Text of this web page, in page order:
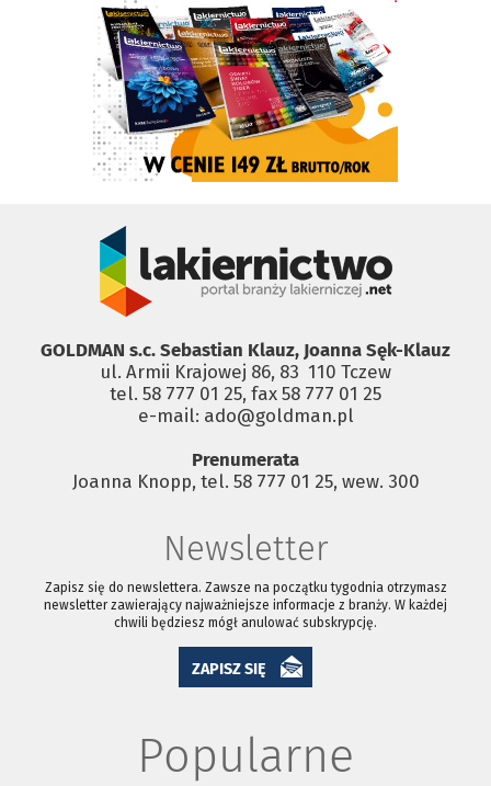
GOLDMAN s.c. Sebastian Klauz, Joanna Sęk-Klauz
ul. Armii Krajowej 86, 83 ­ 110 Tczew
tel. 58 777 01 25, fax 58 777 01 25
e-mail: ado@goldman.pl
Prenumerata
Joanna Knopp, tel. 58 777 01 25, wew. 300
Newsletter
Zapisz się do newslettera. Zawsze na początku tygodnia otrzymasz
newsletter zawierający najważniejsze informacje z branży. W każdej
chwili będziesz mógł anulować subskrypcję.
ZAPISZ SIĘ
Popularne